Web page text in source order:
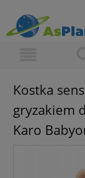
Kostka
gryzakiem
Karo